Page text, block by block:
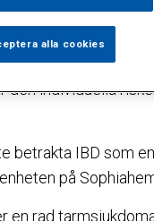
drabbar
på att det är en
individuella
betrakta IBD som
på
en rad
alla cookies